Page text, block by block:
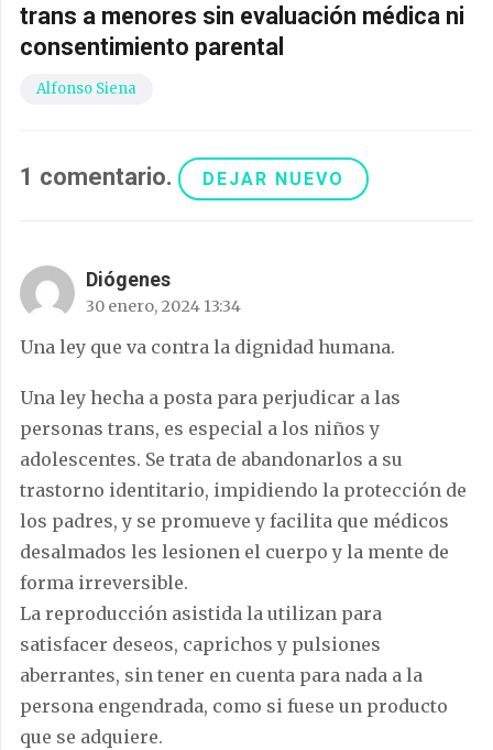
trans a menores sin evaluación médica ni
consentimiento parental
Alfonso Siena
1 comentario. DEJAR NUEVO
Diógenes
30 enero, 2024 13:34
Una ley que va contra la dignidad humana.
Una ley hecha a posta para perjudicar a las
personas trans, es especial a los niños y
adolescentes. Se trata de abandonarlos a su
trastorno identitario, impidiendo la protección de
los padres, y se promueve y facilita que médicos
desalmados les lesionen el cuerpo y la mente de
forma irreversible.
La reproducción asistida la utilizan para
satisfacer deseos, caprichos y pulsiones
aberrantes, sin tener en cuenta para nada a la
persona engendrada, como si fuese un producto
que se adquiere.